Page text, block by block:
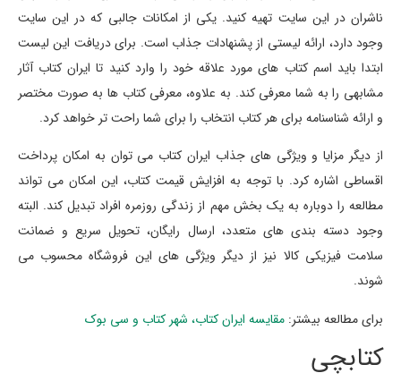
ناشران در این سایت تهیه کنید. یکی از امکانات جالبی که در این سایت
وجود دارد، ارائه لیستی از پشنهادات جذاب است. برای دریافت این لیست
ابتدا باید اسم کتاب های مورد علاقه خود را وارد کنید تا ایران کتاب آثار
مشابهی را به شما معرفی کند. به علاوه، معرفی کتاب ها به صورت مختصر
و ارائه شناسنامه برای هر کتاب انتخاب را برای شما راحت تر خواهد کرد.
از دیگر مزایا و ویژگی های جذاب ایران کتاب می توان به امکان پرداخت
اقساطی اشاره کرد. با توجه به افزایش قیمت کتاب، این امکان می تواند
مطالعه را دوباره به یک بخش مهم از زندگی روزمره افراد تبدیل کند. البته
وجود دسته بندی های متعدد، ارسال رایگان، تحویل سریع و ضمانت
سلامت فیزیکی کالا نیز از دیگر ویژگی های این فروشگاه محسوب می
شوند.
برای مطالعه بیشتر: مقایسه ایران کتاب، شهر کتاب و سی بوک
کتابچی